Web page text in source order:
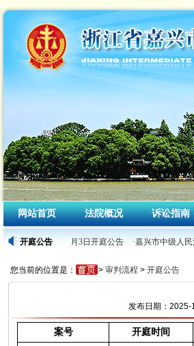
网站首页 法院概况 诉讼指南
开庭公告
人民法院2026年4月3日开庭公告 ·嘉兴市中级人
您当前的位置是： > 审判流程 > 开庭公告
发布日期：2025-
案号 开庭时间